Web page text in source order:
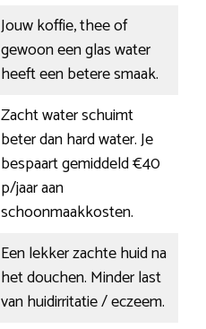
Jouw koffie, thee of
gewoon een glas water
heeft een betere smaak.
Zacht water schuimt
beter dan hard water. Je
bespaart gemiddeld €40
p/jaar aan
schoonmaakkosten.
Een lekker zachte huid na
het douchen. Minder last
van huidirritatie / eczeem.